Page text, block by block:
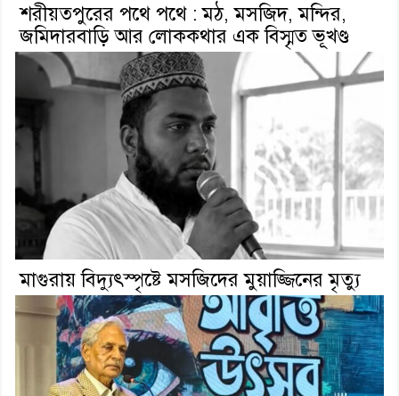
শরীয়তপুরের পথে পথে : মঠ, মসজিদ, মন্দির,
জমিদারবাড়ি আর লোককথার এক বিস্মৃত ভূখণ্ড
মাগুরায় বিদ্যুৎস্পৃষ্টে মসজিদের মুয়াজ্জিনের মৃত্যু